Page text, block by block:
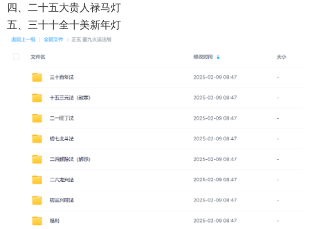
四、二‮五十‬大贵人禄马灯
五、三十十‮十全‬美新‮灯年